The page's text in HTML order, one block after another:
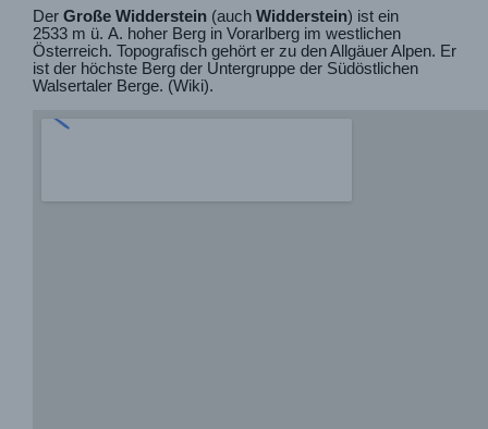
DerGroße Widderstein (auchWidderstein) ist ein
2533 m ü. A. hoher Berg in Vorarlberg im westlichen
Österreich. Topografisch gehört er zu den Allgäuer Alpen. Er
ist der höchste Berg der Untergruppe der Südöstlichen
Walsertaler Berge. (Wiki).